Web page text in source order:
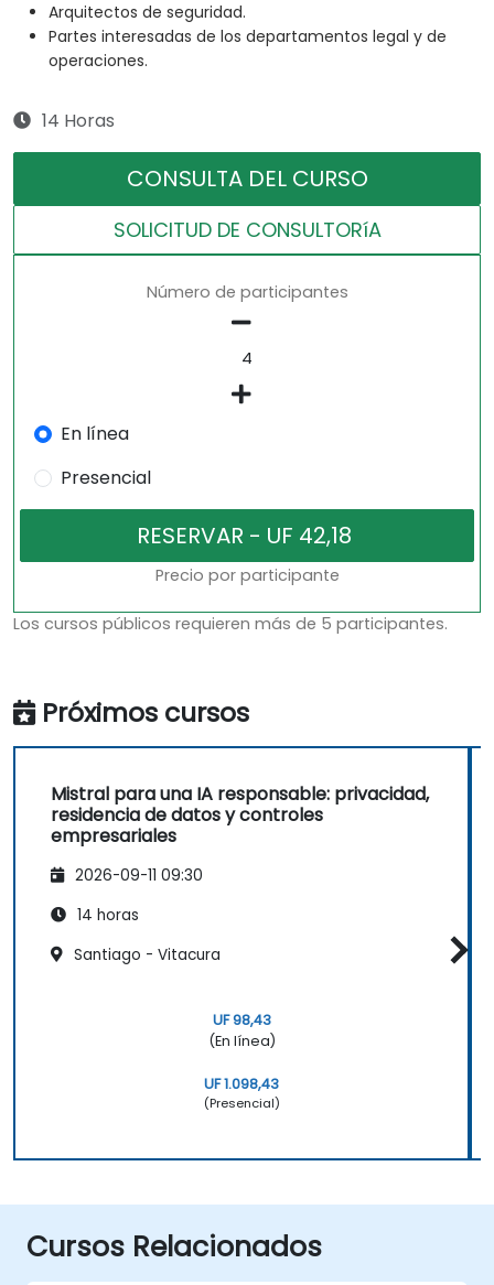
Arquitectos de seguridad.
Partes interesadas de los departamentos legal y de
operaciones.
14 Horas
CONSULTA DEL CURSO
SOLICITUD DE CONSULTORíA
Número de participantes
En línea
Presencial
Precio por participante
Los cursos públicos requieren más de 5 participantes.
Próximos cursos
Mistral para una IA responsable: privacidad,
residencia de datos y controles
empresariales
2026-09-11 09:30
14 horas
Santiago - Vitacura
UF 98,43
(En línea)
UF 1.098,43
(Presencial)
Cursos Relacionados